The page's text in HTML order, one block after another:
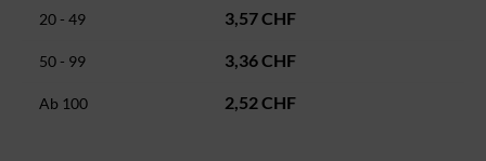
20 - 49 3,57 CHF
50 - 99 3,36 CHF
Ab 100 2,52 CHF